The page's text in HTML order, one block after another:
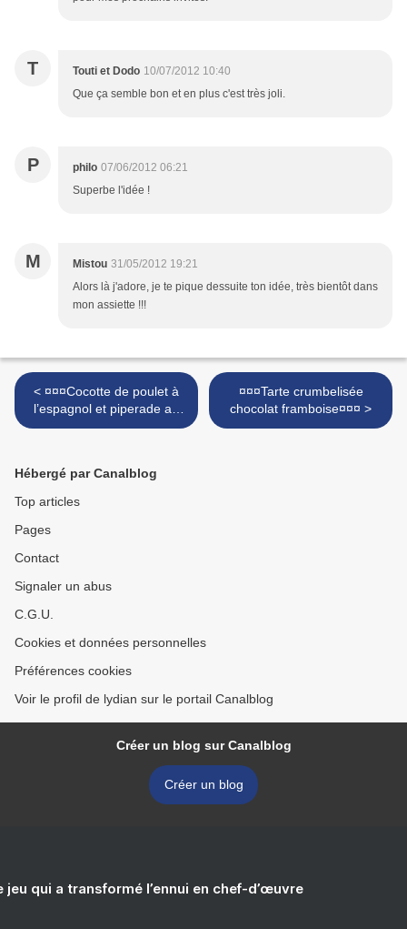
T Touti et Dodo 10/07/2012 10:40
Que ça semble bon et en plus c'est très joli.
P philo 07/06/2012 06:21
Superbe l'idée !
M Mistou 31/05/2012 19:21
Alors là j'adore, je te pique dessuite ton idée, très bientôt dans
mon assiette !!!
< ¤¤¤Cocotte de poulet à
l’espagnol et piperade au
chorizo¤¤¤
¤¤¤Tarte crumbelisée
chocolat framboise¤¤¤ >
Hébergé par Canalblog
Top articles
Pages
Contact
Signaler un abus
C.G.U.
Cookies et données personnelles
Préférences cookies
Voir le profil de lydian sur le portail Canalblog
Créer un blog sur Canalblog
Créer un blog
jeu qui a transformé l’ennui en chef-d’œuvre